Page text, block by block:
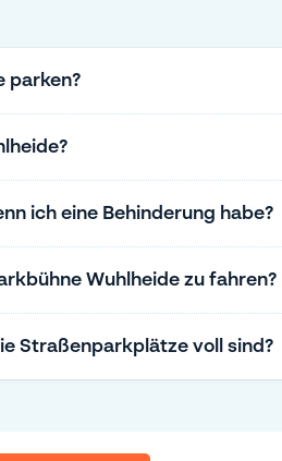
parken?
ich eine Behinderung habe?
Wuhlheide zu fahren?
Straßenparkplätze voll sind?